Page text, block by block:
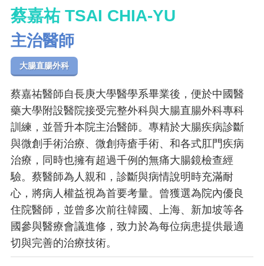
蔡嘉祐 TSAI CHIA-YU
主治醫師
大腸直腸外科
蔡嘉祐醫師自長庚大學醫學系畢業後，便於中國醫
藥大學附設醫院接受完整外科與大腸直腸外科專科
訓練，並晉升本院主治醫師。專精於大腸疾病診斷
與微創手術治療、微創痔瘡手術、和各式肛門疾病
治療，同時也擁有超過千例的無痛大腸鏡檢查經
驗。蔡醫師為人親和，診斷與病情說明時充滿耐
心，將病人權益視為首要考量。曾獲選為院內優良
住院醫師，並曾多次前往韓國、上海、新加坡等各
國參與醫療會議進修，致力於為每位病患提供最適
切與完善的治療技術。